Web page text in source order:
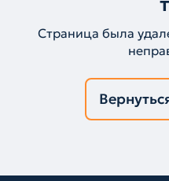
Страница была